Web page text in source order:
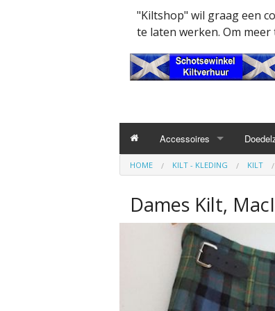
"Kiltshop" wil graag een
te laten werken. Om
Accessoires
Kleding accesssoires Belt
Cap
Collector items en Curiosa
Cap
Decoratie
Doedelzak - Piper - muziek
Mondkapjes
HOME KILT - KLEDING KILT
Dames Kilt,